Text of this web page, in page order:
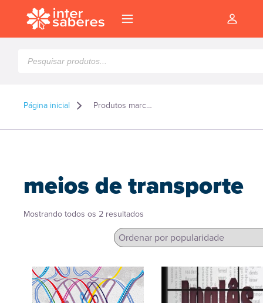
produtos
Página inicial Produtos marcados como “meios de transporte”
meios de transporte
Mostrando todos os 2 resultados
popularidade